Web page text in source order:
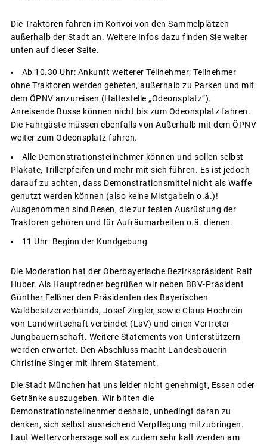
Die Traktoren fahren im Konvoi von den Sammelplätzen
außerhalb der Stadt an. Weitere Infos dazu finden Sie weiter
unten auf dieser Seite.
Ab 10.30 Uhr: Ankunft weiterer Teilnehmer; Teilnehmer
ohne Traktoren werden gebeten, außerhalb zu Parken und mit
dem ÖPNV anzureisen (Haltestelle „Odeonsplatz“).
Anreisende Busse können nicht bis zum Odeonsplatz fahren.
Die Fahrgäste müssen ebenfalls von Außerhalb mit dem ÖPNV
weiter zum Odeonsplatz fahren.
Alle Demonstrationsteilnehmer können und sollen selbst
Plakate, Trillerpfeifen und mehr mit sich führen. Es ist jedoch
darauf zu achten, dass Demonstrationsmittel nicht als Waffe
genutzt werden können (also keine Mistgabeln o.ä.)!
Ausgenommen sind Besen, die zur festen Ausrüstung der
Traktoren gehören und für Aufräumarbeiten o.ä. dienen.
11 Uhr: Beginn der Kundgebung
Die Moderation hat der Oberbayerische Bezirkspräsident Ralf
Huber. Als Hauptredner begrüßen wir neben BBV-Präsident
Günther Felßner den Präsidenten des Bayerischen
Waldbesitzerverbands, Josef Ziegler, sowie Claus Hochrein
von Landwirtschaft verbindet (LsV) und einen Vertreter
Jungbauernschaft. Weitere Statements von Unterstützern
werden erwartet. Den Abschluss macht Landesbäuerin
Christine Singer mit ihrem Statement.
Die Stadt München hat uns leider nicht genehmigt, Essen oder
Getränke auszugeben. Wir bitten die
Demonstrationsteilnehmer deshalb, unbedingt daran zu
denken, sich selbst ausreichend Verpflegung mitzubringen.
Laut Wettervorhersage soll es zudem sehr kalt werden am